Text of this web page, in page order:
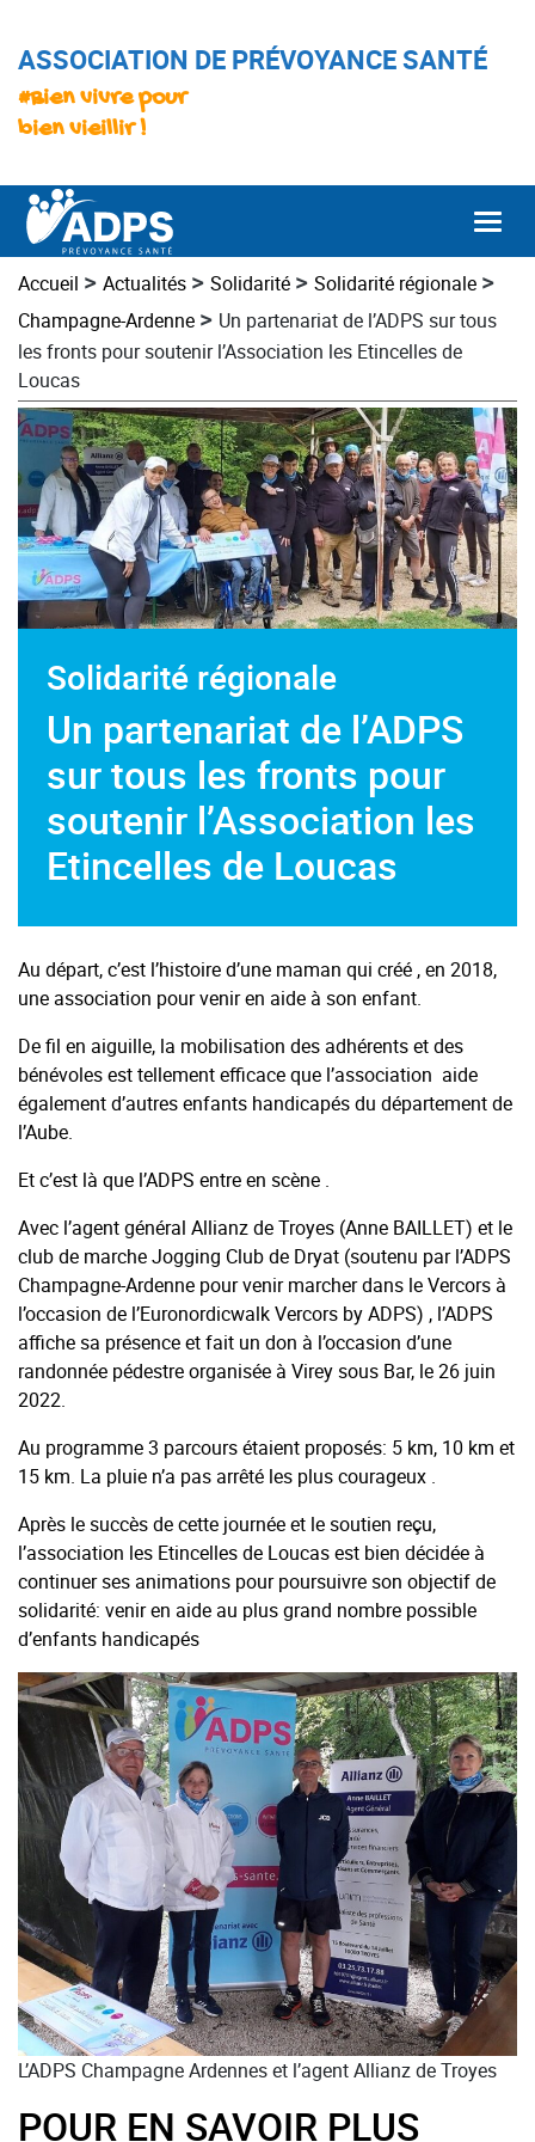
ASSOCIATION DE PRÉVOYANCE SANTÉ
#Bien vivre pour
bien vieillir !
Accueil > Actualités > Solidarité > Solidarité régionale >
Champagne-Ardenne > Un partenariat de l’ADPS sur tous
les fronts pour soutenir l’Association les Etincelles de
Loucas
Solidarité régionale
Un partenariat de l’ADPS
sur tous les fronts pour
soutenir l’Association les
Etincelles de Loucas
Au départ, c’est l’histoire d’une maman qui créé , en 2018,
une association pour venir en aide à son enfant.
De fil en aiguille, la mobilisation des adhérents et des
bénévoles est tellement efficace que l’association aide
également d’autres enfants handicapés du département de
l’Aube.
Et c’est là que l’ADPS entre en scène .
Avec l’agent général Allianz de Troyes (Anne BAILLET) et le
club de marche Jogging Club de Dryat (soutenu par l’ADPS
Champagne-Ardenne pour venir marcher dans le Vercors à
l’occasion de l’Euronordicwalk Vercors by ADPS) , l’ADPS
affiche sa présence et fait un don à l’occasion d’une
randonnée pédestre organisée à Virey sous Bar, le 26 juin
2022.
Au programme 3 parcours étaient proposés: 5 km, 10 km et
15 km. La pluie n’a pas arrêté les plus courageux .
Après le succès de cette journée et le soutien reçu,
l’association les Etincelles de Loucas est bien décidée à
continuer ses animations pour poursuivre son objectif de
solidarité: venir en aide au plus grand nombre possible
d’enfants handicapés
L’ADPS Champagne Ardennes et l’agent Allianz de Troyes
POUR EN SAVOIR PLUS